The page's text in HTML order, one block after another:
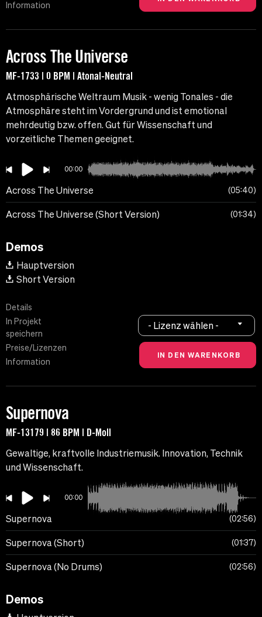
Information
Across The Universe
MF-1733 | 0 BPM | Atonal-Neutral
Atmosphärische Weltraum Musik - wenig Tonales - die
Atmosphäre steht im Vordergrund und ist emotional
mehrdeutig bzw. offen. Gut für Wissenschaft und
vorzeitliche Themen geeignet.
00:00
Across The Universe 05:40
Across The Universe (Short Version) 01:34
Demos
Hauptversion
Short Version
Details
In Projekt
speichern
Preise/Lizenzen
Information
- Lizenz wählen -
Supernova
MF-13179 | 86 BPM | D-Moll
Gewaltige, kraftvolle Industriemusik. Innovation, Technik
und Wissenschaft.
00:00
Supernova 02:56
Supernova (Short) 01:37
Supernova (No Drums) 02:56
Demos